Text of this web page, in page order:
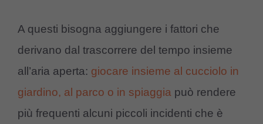
A questi bisogna aggiungere i fattori che
derivano dal trascorrere del tempo insieme
all’aria aperta: giocare insieme al cucciolo in
giardino, al parco o in spiaggia può rendere
più frequenti alcuni piccoli incidenti che è